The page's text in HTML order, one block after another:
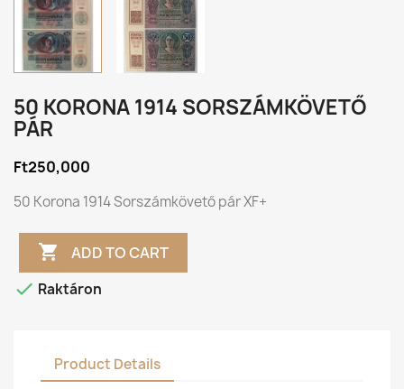
50 KORONA 1914 SORSZÁMKÖVETŐ
PÁR
Ft250,000
50 Korona 1914 Sorszámkövető pár XF+
 ADD TO CART
 Raktáron
Product Details